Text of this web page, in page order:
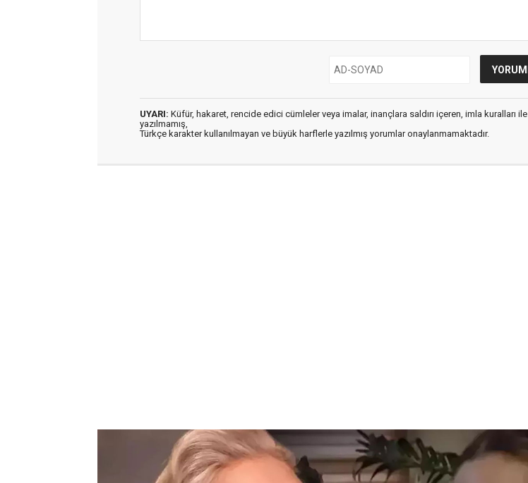
UYARI: Küfür, hakaret, rencide edici cümleler veya imalar, inançlara saldırı içeren, imla kuralları ile
yazılmamış,
Türkçe karakter kullanılmayan ve büyük harflerle yazılmış yorumlar onaylanmamaktadır.